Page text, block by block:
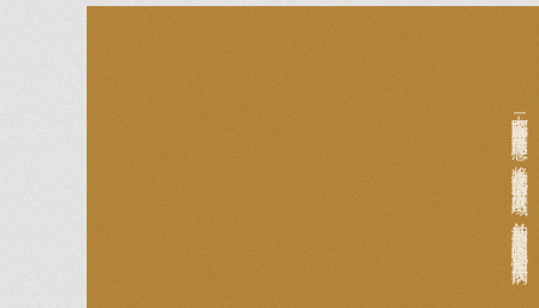
二七院区妇科秉承医疗惠民理念，将本院优质的医疗资源引入本区域，并长期致力于发扬中医特色调治女性相关疾病。